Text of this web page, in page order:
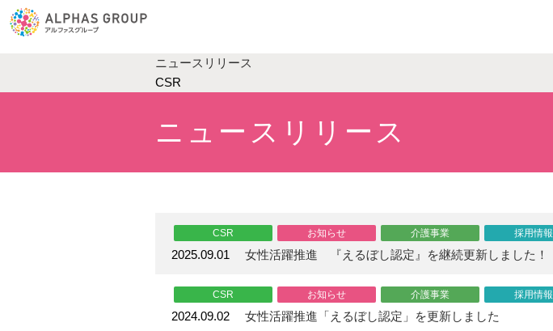
ニュースリリース
CSR
ニュースリリース
CSR お知らせ 介護事業 採用情報
2025.09.01 女性活躍推進 『えるぼし認定』を継続更新しました！
CSR お知らせ 介護事業 採用情報
2024.09.02 女性活躍推進「えるぼし認定」を更新しました